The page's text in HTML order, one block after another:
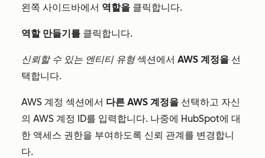
왼쪽 사이드바에서 역할을 클릭합니다.
역할 만들기를 클릭합니다.
신뢰할 수 있는 엔티티 유형섹션에서 AWS 계정을 선
택합니다.
AWS 계정 섹션에서 다른 AWS 계정을 선택하고 자신
의 AWS 계정 ID를 입력합니다. 나중에 HubSpot에 대
한 액세스 권한을 부여하도록 신뢰 관계를 변경합니
다.